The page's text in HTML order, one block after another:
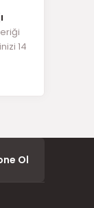
14
Ol